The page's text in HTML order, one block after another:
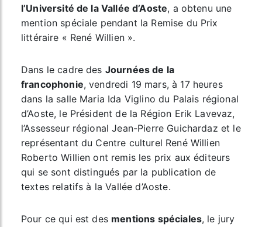
l’Université de la Vallée d’Aoste, a obtenu une
mention spéciale pendant la Remise du Prix
littéraire « René Willien ».
Dans le cadre des Journées de la
francophonie, vendredi 19 mars, à 17 heures
dans la salle Maria Ida Viglino du Palais régional
d’Aoste, le Président de la Région Erik Lavevaz,
l’Assesseur régional Jean-Pierre Guichardaz et le
représentant du Centre culturel René Willien
Roberto Willien ont remis les prix aux éditeurs
qui se sont distingués par la publication de
textes relatifs à la Vallée d’Aoste.
Pour ce qui est des mentions spéciales, le jury